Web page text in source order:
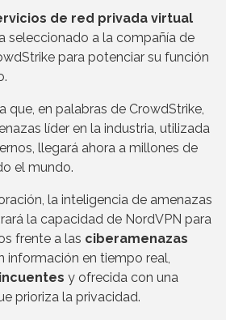
de red privada virtual
seleccionado a la compañía de
para potenciar su función
que, en palabras de CrowdStrike,
líder en la industria, utilizada
llegará ahora a millones de
el mundo.
la inteligencia de amenazas
la capacidad de NordVPN para
frente a las ciberamenazas
información en tiempo real,
y ofrecida con una
prioriza la privacidad.